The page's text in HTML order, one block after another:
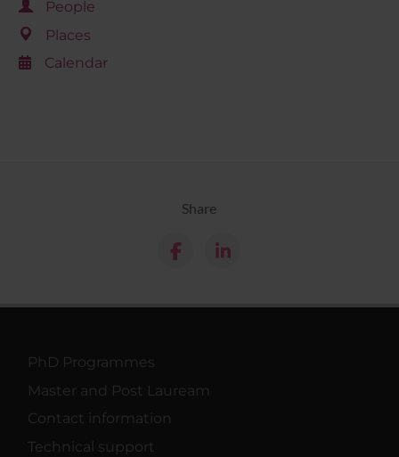
People
Places
Calendar
Share
PhD Programmes
Master and Post Lauream
Contact information
Technical support